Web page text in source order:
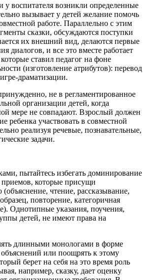
у воспитателя возникли определенные
вызывает у детей желание помочь
работе. Параллельно с этим
сказки, обсуждаются поступки
их внешний вид, делаются первые
диалогов, и все это вместе работает
ставил педагог на фоне
(изготовление атрибутов): перевод
драматизации.
не в регламентированное
организации детей, когда
мере не совпадают. Взрослый должен
ребенка участвовать в совместной
реализуя речевые, познавательные,
задачи.
пытайтесь избегать доминирование
которые присущи
чтение, рассказывание,
повторение, категоричная
Однотипные указания, поучения,
детей, не имеют права на
длинными монологами в форме
или поощрять к этому
берет на себя на это время роль
например, сказку, дает оценку